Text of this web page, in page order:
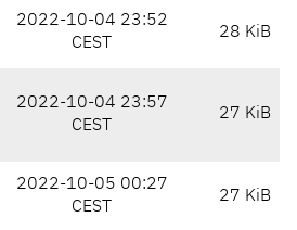
2022-10-04 23:52
CEST
28 KiB
2022-10-04 23:57
CEST
27 KiB
2022-10-05 00:27
CEST
27 KiB